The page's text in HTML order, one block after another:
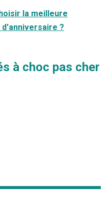
la meilleure
?
à choc pas cher